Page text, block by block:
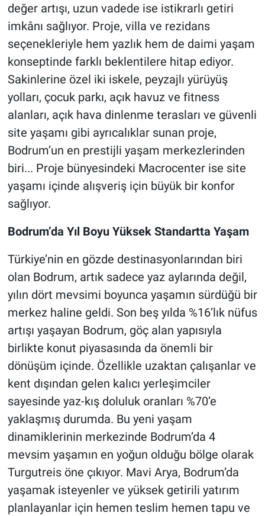
değer artışı, uzun vadede ise istikrarlı getiri
imkânı sağlıyor. Proje, villa ve rezidans
seçenekleriyle hem yazlık hem de daimi yaşam
konseptinde farklı beklentilere hitap ediyor.
Sakinlerine özel iki iskele, peyzajlı yürüyüş
yolları, çocuk parkı, açık havuz ve fitness
alanları, açık hava dinlenme terasları ve güvenli
site yaşamı gibi ayrıcalıklar sunan proje,
Bodrum’un en prestijli yaşam merkezlerinden
biri... Proje bünyesindeki Macrocenter ise site
yaşamı içinde alışveriş için büyük bir konfor
sağlıyor.
Bodrum’da Yıl Boyu Yüksek Standartta Yaşam
Türkiye’nin en gözde destinasyonlarından biri
olan Bodrum, artık sadece yaz aylarında değil,
yılın dört mevsimi boyunca yaşamın sürdüğü bir
merkez haline geldi. Son beş yılda %16’lık nüfus
artışı yaşayan Bodrum, göç alan yapısıyla
birlikte konut piyasasında da önemli bir
dönüşüm içinde. Özellikle uzaktan çalışanlar ve
kent dışından gelen kalıcı yerleşimciler
sayesinde yaz-kış doluluk oranları %70’e
yaklaşmış durumda. Bu yeni yaşam
dinamiklerinin merkezinde Bodrum’da 4
mevsim yaşamın en yoğun olduğu bölge olarak
Turgutreis öne çıkıyor. Mavi Arya, Bodrum’da
yaşamak isteyenler ve yüksek getirili yatırım
planlayanlar için hemen teslim hemen tapu ve